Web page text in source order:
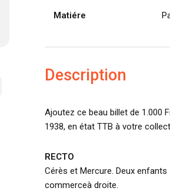
Matiére
Description
Ajoutez ce beau billet de 1.000
1938, en état TTB à votre
RECTO
Cérès et Mercure. Deux
commerceà droite.